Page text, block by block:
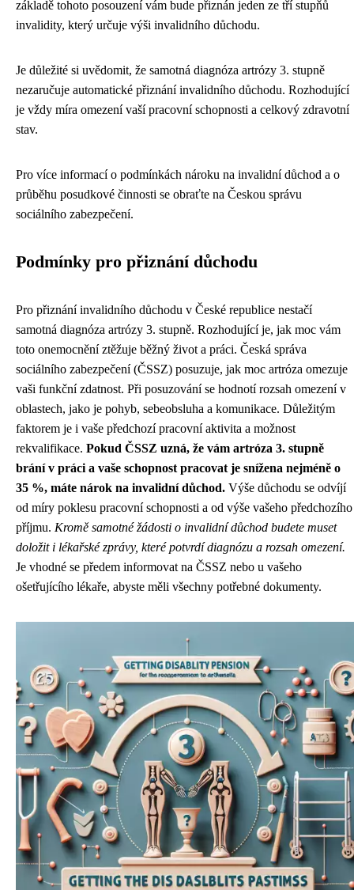
základě tohoto posouzení vám bude přiznán jeden ze tří stupňů
invalidity, který určuje výši invalidního důchodu.
Je důležité si uvědomit, že samotná diagnóza artrózy 3. stupně
nezaručuje automatické přiznání invalidního důchodu. Rozhodující
je vždy míra omezení vaší pracovní schopnosti a celkový zdravotní
stav.
Pro více informací o podmínkách nároku na invalidní důchod a o
průběhu posudkové činnosti se obraťte na Českou správu
sociálního zabezpečení.
Podmínky pro přiznání důchodu
Pro přiznání invalidního důchodu v České republice nestačí
samotná diagnóza artrózy 3. stupně. Rozhodující je, jak moc vám
toto onemocnění ztěžuje běžný život a práci. Česká správa
sociálního zabezpečení (ČSSZ) posuzuje, jak moc artróza omezuje
vaši funkční zdatnost. Při posuzování se hodnotí rozsah omezení v
oblastech, jako je pohyb, sebeobsluha a komunikace. Důležitým
faktorem je i vaše předchozí pracovní aktivita a možnost
rekvalifikace. Pokud ČSSZ uzná, že vám artróza 3. stupně
brání v práci a vaše schopnost pracovat je snížena nejméně o
35 %, máte nárok na invalidní důchod. Výše důchodu se odvíjí
od míry poklesu pracovní schopnosti a od výše vašeho předchozího
příjmu. Kromě samotné žádosti o invalidní důchod budete muset
doložit i lékařské zprávy, které potvrdí diagnózu a rozsah omezení.
Je vhodné se předem informovat na ČSSZ nebo u vašeho
ošetřujícího lékaře, abyste měli všechny potřebné dokumenty.